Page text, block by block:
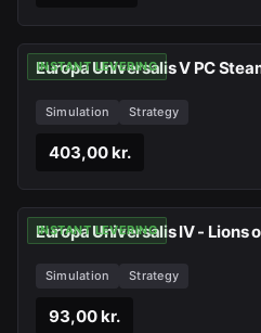
INSTANT LEVERING
Europa Universalis V PC
Simulation Strategy
403,00 kr.
INSTANT LEVERING
Europa Universalis IV - Lions
Simulation Strategy
93,00 kr.